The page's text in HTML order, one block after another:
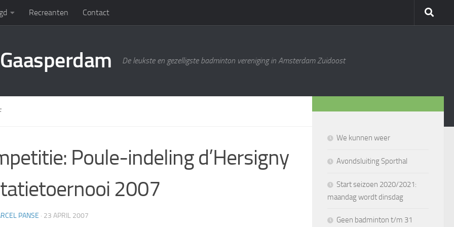
Recreanten Contact
De leukste en gezelligste badminton vereniging in Amsterdam Zuidoost
Poule-indeling d’Hersigny
2007
PANSE · 23 APRIL 2007
We kunnen weer
Avondsluiting Sporthal
Start seizoen 2020/2021:
maandag wordt dinsdag
Geen badminton t/m 31